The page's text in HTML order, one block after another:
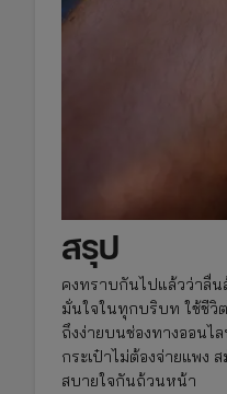
สรุป
คงทราบกันไปแล้วว่าลื่น
มั่นใจในทุกบริบท ใช้ชีวิ
ถึงง่ายบนช่องทางออนไ
กระเป๋าไม่ต้องจ่ายแพง
สบายใจกันถ้วนหน้า